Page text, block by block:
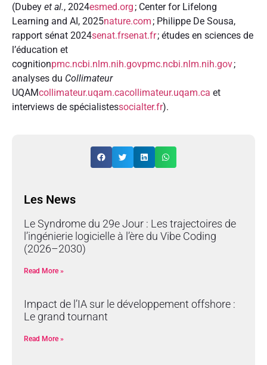
(Dubey et al., 2024esmed.org ; Center for Lifelong
Learning and AI, 2025nature.com ; Philippe De Sousa,
rapport sénat 2024senat.frsenat.fr; études en sciences de
l’éducation et
cognitionpmc.ncbi.nlm.nih.govpmc.ncbi.nlm.nih.gov;
analyses du Collimateur
UQAMcollimateur.uqam.cacollimateur.uqam.ca et
interviews de spécialistessocialter.fr).
Les News
Le Syndrome du 29e Jour : Les trajectoires de
l’ingénierie logicielle à l’ère du Vibe Coding
(2026–2030)
Read More »
Impact de l’IA sur le développement offshore :
Le grand tournant
Read More »